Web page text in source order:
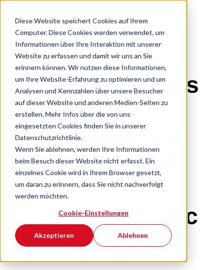
Diese Website speichert Cookies auf Ihrem
Computer. Diese Cookies werden verwendet, um
Informationen über Ihre Interaktion mit unserer
Website zu erfassen und damit wir uns an Sie
erinnern können. Wir nutzen diese Informationen,
um Ihre Website-Erfahrung zu optimieren und um
Analysen und Kennzahlen über unsere Besucher
auf dieser Website und anderen Medien-Seiten zu
erstellen. Mehr Infos über die von uns
eingesetzten Cookies finden Sie in unserer
Datenschutzrichtlinie.
Wenn Sie ablehnen, werden Ihre Informationen
beim Besuch dieser Website nicht erfasst. Ein
einzelnes Cookie wird in Ihrem Browser gesetzt,
um daran zu erinnern, dass Sie nicht nachverfolgt
werden möchten.
Cookie-Einstellungen
Akzeptieren Ablehnen
Kostengünstiges
Open-Line-
System eröffnet
iNNOVO Cloud
neue
Geschäftsmöglic
hkeiten